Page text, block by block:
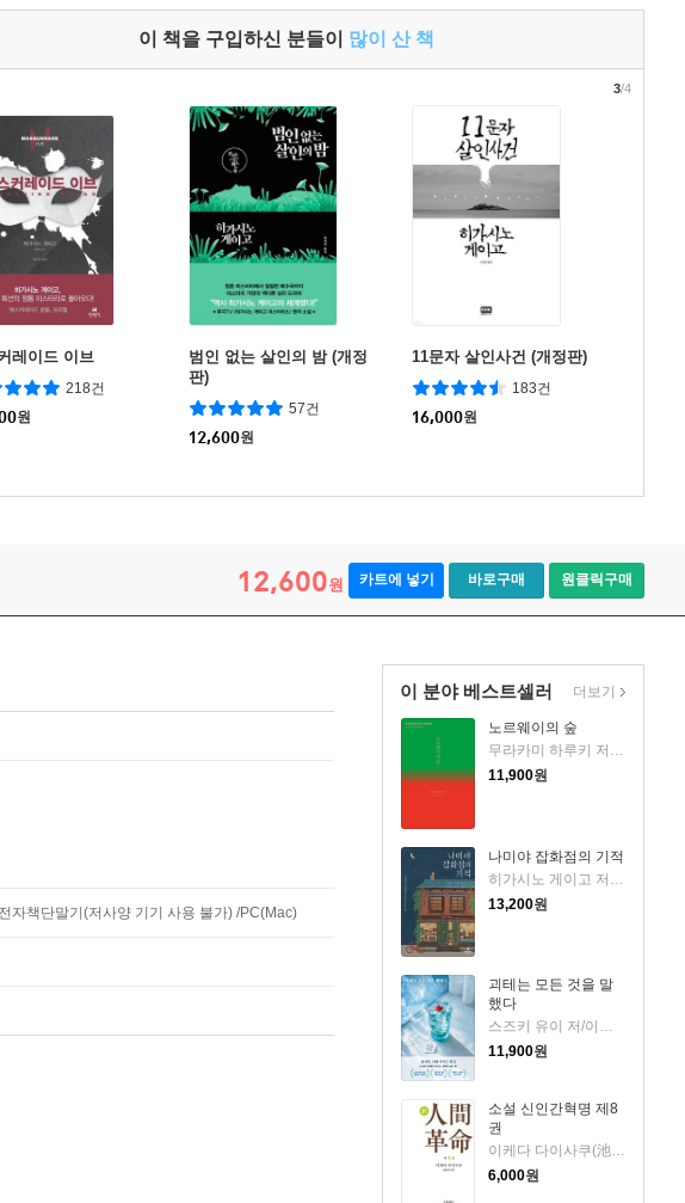
이 책을 구입하신 분들이 많이 산 책
레이드 이브
218건
원
범인 없는 살인의 밤 (개정
판)
57건
12,600원
11문자 살인사건 (개정판)
183건
16,000원
3/4
12,600원 카트에 넣기 바로구매 원클릭구매
이 분야 베스트셀러
노르웨이의 숲
11,900원
나미야 잡화점의 기적
히가시노 게이고 저/양윤옥 역
13,200원
괴테는 모든 것을 말
했다
스즈키 유이 저/이지수 역
11,900원
소설 신인간혁명 제8
권
이케다 다이사쿠(池田大作) 저
6,000원
더보기
자책단말기(저사양 기기 사용 불가) /PC(Mac)